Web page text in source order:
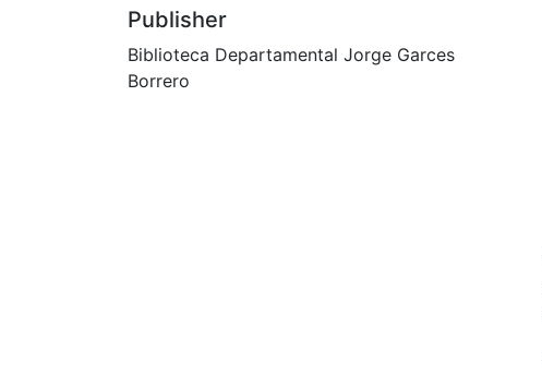
Publisher
Biblioteca Departamental Jorge Garces
Borrero